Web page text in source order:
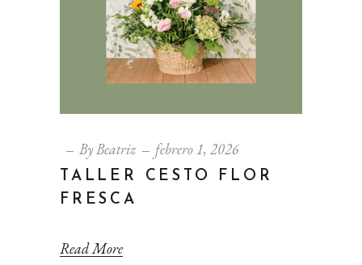
ByBeatriz febrero 1, 2026
TALLER CESTO FLOR
FRESCA
Read More